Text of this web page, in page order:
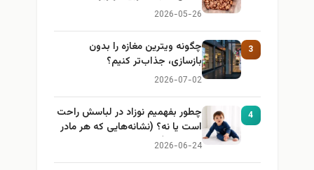
2026-05-26
چگونه ویترین مغازه را بدون
بازسازی، جذاب‌تر کنیم؟
2026-07-02
چطور بفهمیم نوزاد در لباسش راحت
است یا نه؟ (نشانه‌هایی که هر مادر
باید بداند)
2026-06-24